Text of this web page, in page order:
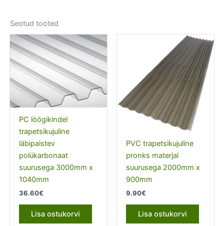
Seotud tooted
PC löögikindel
trapetsikujuline
läbipaistev
polükarbonaat
suurusega 3000mm x
1040mm
36.60€
Lisa ostukorvi
PVC trapetsikujuline
pronks materjal
suurusega 2000mm x
900mm
9.90€
Lisa ostukorvi